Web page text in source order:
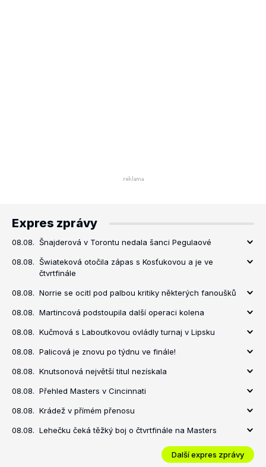
Expres zprávy
08.08. Šnajderová v Torontu nedala šanci Pegulaové
08.08. Šwiateková otočila zápas s Kosťukovou a je ve
čtvrtfinále
08.08. Norrie se ocitl pod palbou kritiky některých fanoušků
08.08. Martincová podstoupila další operaci kolena
08.08. Kučmová s Laboutkovou ovládly turnaj v Lipsku
08.08. Palicová je znovu po týdnu ve finále!
08.08. Knutsonová největší titul nezískala
08.08. Přehled Masters v Cincinnati
08.08. Krádež v přímém přenosu
08.08. Lehečku čeká těžký boj o čtvrtfinále na Masters
Další expres zprávy